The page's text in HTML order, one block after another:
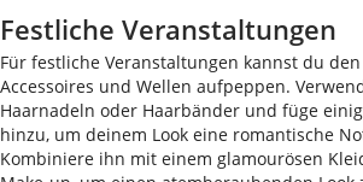
Festliche Veranstaltungen
Für festliche Veranstaltungen kannst du
Accessoires und Wellen aufpeppen.
Haarnadeln oder Haarbänder und füge
hinzu, um deinem Look eine romantische
Kombiniere ihn mit einem glamourösen